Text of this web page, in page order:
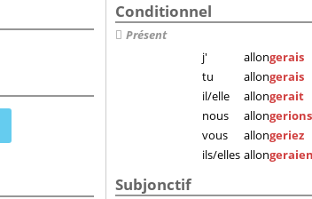
Conditionnel
Présent
j'
allongerais
tu
allongerais
il/elle
allongerait
nous
allongerions
vous
allongeriez
ils/elles allon
Subjonctif